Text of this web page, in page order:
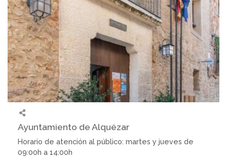
Ayuntamiento de Alquézar
Horario de atención al público: martes y jueves de
09:00h a 14:00h